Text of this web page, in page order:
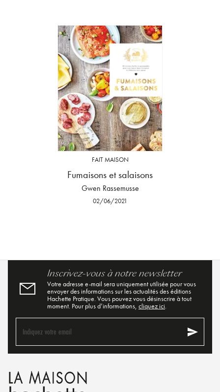
FAIT MAISON
Fumaisons et salaisons
Gwen Rassemusse
02/06/2021
Inscrivez-vous à notre newsletter
Votre adresse e-mail sera uniquement utilisée pour vous
envoyer des informations sur les actualités des éditions
Hachette Pratique. Vous pouvez vous désinscrire à tout
moment. Pour plus d’informations, cliquez ici.
Indiquez votre email send